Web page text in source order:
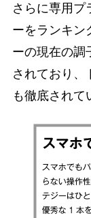
さらに専用プ
ーをランキン
ーの現在の調
されており、
も徹底されて